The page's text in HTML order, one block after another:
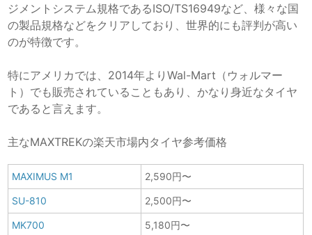
ジメントシステム規格であるISO/TS16949など、様々な国
の製品規格などをクリアしており、世界的にも評判が高い
のが特徴です。
特にアメリカでは、2014年よりWal-Mart（ウォルマー
ト）でも販売されていることもあり、かなり身近なタイヤ
であると言えます。
主なMAXTREKの楽天市場内タイヤ参考価格
MAXIMUS M1 2,590円〜
SU-810 2,500円〜
MK700 5,180円〜